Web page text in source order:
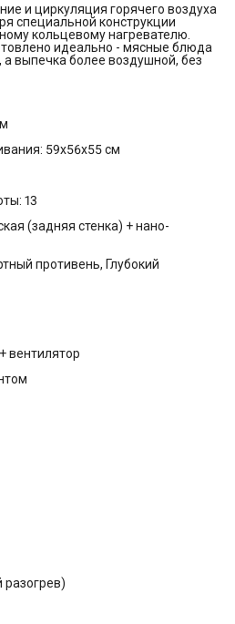
и циркуляция горячего воздуха
специальной конструкции
кольцевому нагревателю.
идеально - мясные блюда
выпечка более воздушной, без
59x56x55 см
13
(задняя стенка) + нано-
противень, Глубокий
вентилятор